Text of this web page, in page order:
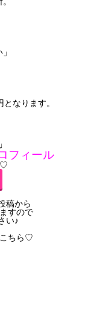
なります。
フィール
♡
稿から
すので
い♪
ちら♡